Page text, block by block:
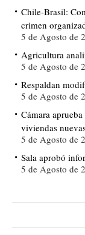
Chile-Brasil:
crimen
5 de Agosto de
Agricultura
5 de Agosto de
Respaldan
5 de Agosto de
Cámara
viviendas
5 de Agosto de
Sala aprobó
5 de Agosto de